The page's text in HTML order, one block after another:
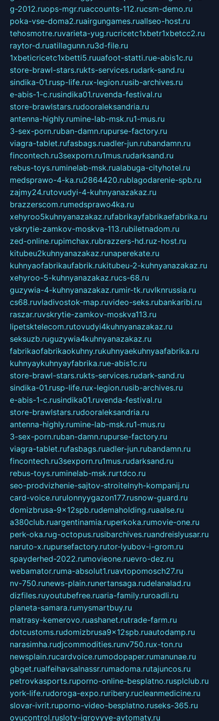
g-2012.ruops-mgr.ruaccounts-112.rucsm-demo.ru
poka-vse-doma2.ruairgungames.ruallseo-host.ru
tehosmotre.ruvarieta-yug.rucricetc1xbetr1xbetcc2.ru
raytor-d.ruatillagunn.ru3d-file.ru
1xbeticricetc1xbetti5.ruuafoot-statti.rue-abis1c.ru
store-brawl-stars.rukts-services.rudark-sand.ru
sindika-01.rusp-life.rux-legion.rusib-archives.ru
e-abis-1-c.rusindika01.ruvenda-festival.ru
store-brawlstars.rudooraleksandria.ru
antenna-highly.rumine-lab-msk.ru1-mus.ru
3-sex-porn.ruban-damn.rupurse-factory.ru
viagra-tablet.rufasbags.ruadler-jun.rubandamn.ru
fincontech.ru3sexporn.ru1mus.rudarksand.ru
rebus-toys.ruminelab-msk.rualabuga-cityhotel.ru
medsprawo-4-ka.ru2864420.rublagodarenie-spb.ru
zajmy24.rutovudyi-4-kuhnyanazakaz.ru
brazzerscom.rumedsprawo4ka.ru
xehyroo5kuhnyanazakaz.rufabrikayfabrikaefabrika.ru
vskrytie-zamkov-moskva-113.rubiletnadom.ru
zed-online.rupimchax.rubrazzers-hd.ruz-host.ru
kitubeu2kuhnyanazakaz.runaperekate.ru
kuhnyaofabrikaufabrik.rukitubeu-2-kuhnyanazakaz.ru
xehyroo-5-kuhnyanazakaz.rucs-68.ru
guzywia-4-kuhnyanazakaz.rumir-tk.ruvlknrussia.ru
cs68.ruvladivostok-map.ruvideo-seks.rubankaribi.ru
raszar.ruvskrytie-zamkov-moskva113.ru
lipetsktelecom.rutovudyi4kuhnyanazakaz.ru
seksuzb.ruguzywia4kuhnyanazakaz.ru
fabrikaofabrikaokuhny.rukuhnyaekuhnyaafabrika.ru
kuhnyaykuhnyayfabrika.rue-abis1c.ru
store-brawl-stars.rukts-services.rudark-sand.ru
sindika-01.rusp-life.rux-legion.rusib-archives.ru
e-abis-1-c.rusindika01.ruvenda-festival.ru
store-brawlstars.rudooraleksandria.ru
antenna-highly.rumine-lab-msk.ru1-mus.ru
3-sex-porn.ruban-damn.rupurse-factory.ru
viagra-tablet.rufasbags.ruadler-jun.rubandamn.ru
fincontech.ru3sexporn.ru1mus.rudarksand.ru
rebus-toys.ruminelab-msk.rurtdco.ru
seo-prodvizhenie-sajtov-stroitelnyh-kompanij.ru
card-voice.rurulonnyygazon177.rusnow-guard.ru
domizbrusa-9x12spb.rudemaholding.ruaalse.ru
a380club.ruargentinamia.ruperkoka.rumovie-one.ru
perk-oka.rug-octopus.rusibarchives.ruandreislyusar.ru
naruto-x.rupursefactory.rutor-lyubov-i-grom.ru
spayderhed-2022.rumovieone.ruevro-dez.ru
webamator.ruma-absolut1.ruavtopomosch27.ru
nv-750.runews-plain.runertansaga.rudelanalad.ru
dizfiles.ruyoutubefree.ruaria-family.ruroadli.ru
planeta-samara.rumysmartbuy.ru
matrasy-kemerovo.ruashanet.rutrade-farm.ru
dotcustoms.rudomizbrusa9x12spb.ruautodamp.ru
narasimha.rudjcommodities.runv750.rux-ton.ru
newsplain.rucardvoice.rumodopaper.rumanunae.ru
gbget.rualfeihavsalnassr.rumadoma.rutajuncos.ru
petrovkasports.ruporno-online-besplatno.rusplclub.ru
york-life.rudoroga-expo.ruribery.rucleanmedicine.ru
slovar-ivrit.ruporno-video-besplatno.ruseks-365.ru
ovucontrol.rusloty-igrovyye-avtomaty.ru